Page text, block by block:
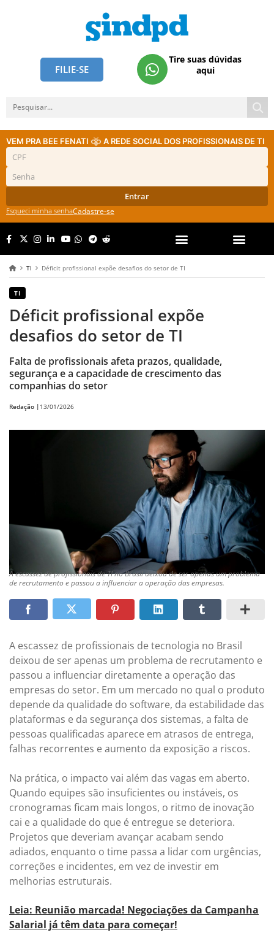
FILIE-SE
Tire suas dúvidas
aqui
VEM PRA BEE FENATI A REDE SOCIAL DOS PROFISSIONAIS DE TI
Entrar
Esqueci minha senhaCadastre-se
TI Déficit profissional expõe desafios do setor de TI
TI
Déficit profissional expõe
desafios do setor de TI
Falta de profissionais afeta prazos, qualidade,
segurança e a capacidade de crescimento das
companhias do setor
Redação | 13/01/2026
A escassez de profissionais de TI no Brasil deixou de ser apenas um problema
de recrutamento e passou a influenciar a operação das empresas.
A escassez de profissionais de tecnologia no Brasil
deixou de ser apenas um problema de recrutamento e
passou a influenciar diretamente a operação das
empresas do setor. Em um mercado no qual o produto
depende da qualidade do software, da estabilidade das
plataformas e da segurança dos sistemas, a falta de
pessoas qualificadas aparece em atrasos de entrega,
falhas recorrentes e aumento da exposição a riscos.
Na prática, o impacto vai além das vagas em aberto.
Quando equipes são insuficientes ou instáveis, os
cronogramas ficam mais longos, o ritmo de inovação
cai e a qualidade do que é entregue se deteriora.
Projetos que deveriam avançar acabam sendo
adiados, enquanto o time passa a lidar com urgências,
correções e incidentes, em vez de investir em
melhorias estruturais.
Leia: Reunião marcada! Negociações da Campanha
Salarial já têm data para começar!